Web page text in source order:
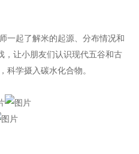
一起了解米的起源、分布情况和
，让小朋友们认识现代五谷和古
科学摄入碳水化合物。